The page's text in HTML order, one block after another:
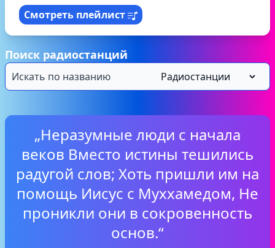
Смотреть плейлист
Поиск радиостанций
„Неразумные люди с начала
веков Вместо истины тешились
радугой слов; Хоть пришли им на
помощь Иисус с Муххамедом, Не
проникли они в сокровенность
основ.“